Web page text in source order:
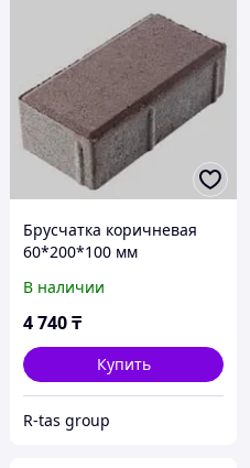
Брусчатка коричневая
60*200*100 мм
В наличии
4 740₸
Купить
R-tas group